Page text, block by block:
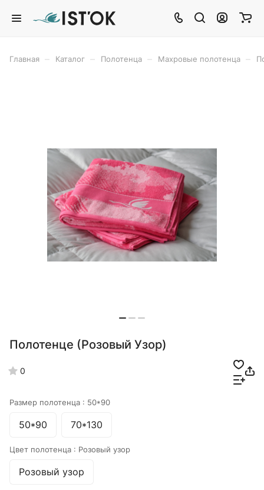
Главная Каталог Полотенца Махровые полотенца
Полотенце (Розовый Узор)
0
Размер полотенца : 50*90
50*90 70*130
Цвет полотенца : Розовый узор
Розовый узор